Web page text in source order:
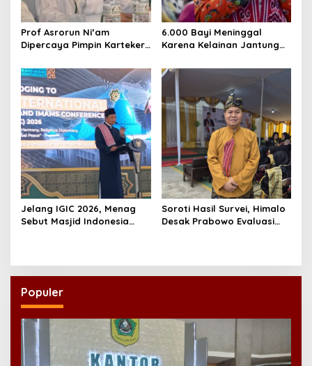
Prof Asrorun Ni’am
Dipercaya Pimpin Karteker
Regenerasi Kepemimpinan
NU
6.000 Bayi Meninggal
Karena Kelainan Jantung
Pemerataan Operasi
Jantung Anak
Jelang IGIC 2026, Menag
Sebut Masjid Indonesia
Soroti Hasil Survei, Himalo
Desak Prabowo Evaluasi
Populer